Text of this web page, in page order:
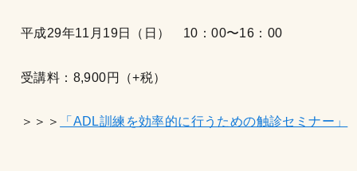
平成29年11月19日（日） 10：00〜16：00
受講料：8,900円（+税）
＞＞＞ 「ADL訓練を効率的に行うための触診セミナー」